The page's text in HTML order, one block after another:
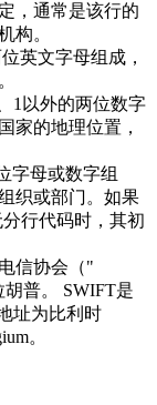
，通常是该行的
构。
英文字母组成，
1以外的两位数字
家的地理位置，
字母或数字组
织或部门。如果
行代码时，其初
信协会（"
普。 SWIFT是
址为比利时
。